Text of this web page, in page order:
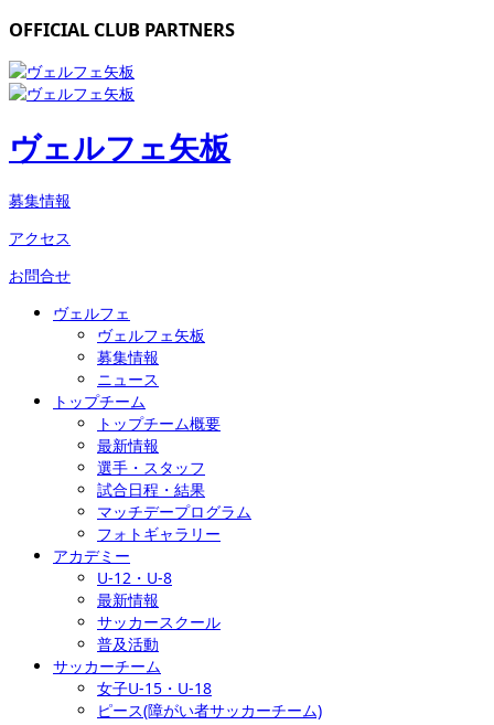
OFFICIAL CLUB PARTNERS
ヴェルフェ矢板
募集情報
アクセス
お問合せ
ヴェルフェ
ヴェルフェ矢板
募集情報
ニュース
トップチーム
トップチーム概要
最新情報
選手・スタッフ
試合日程・結果
マッチデープログラム
フォトギャラリー
アカデミー
U-12・U-8
最新情報
サッカースクール
普及活動
サッカーチーム
女子U-15・U-18
ピース(障がい者サッカーチーム)